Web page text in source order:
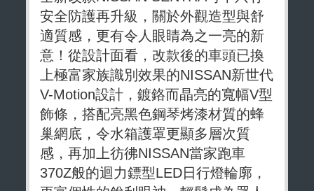
安全防護再升級，關於外觀造型與舒
適質感，更有令人眼睛為之一亮的新
意！從設計面看，改款後的車頭已換
上極富家族識別效果的NISSAN新世代
V-Motion設計，鍍鉻而晶亮的寬幅V型
飾條，搭配亮黑色鋼琴烤漆材質的蜂
巢網底，令水箱護罩更顯多層次質
感，再加上彷彿NISSAN當家跑車
370Z般的迴力鏢型LED日行燈輪廓，